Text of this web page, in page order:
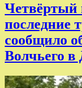
Четвёртый
последние
сообщило
Волчьего